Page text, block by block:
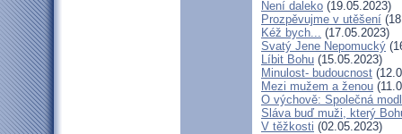
Není daleko (19.05.2023)
Prozpěvujme v utěšení
Kéž bych... (17.05.2023)
Svatý Jene Nepomucký
Líbit Bohu (15.05.2023)
Minulost- budoucnost
Mezi mužem a ženou
O výchově: Společná
Sláva buď muži, který
V těžkosti (02.05.2023)